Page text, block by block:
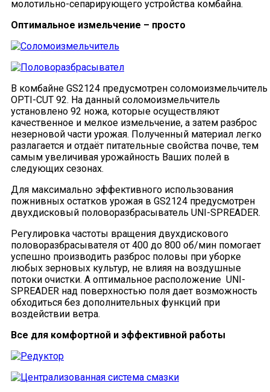
молотильно-сепарирующего устройства комбайна.
Оптимальное измельчение – просто
В комбайне GS2124 предусмотрен соломоизмельчитель
OPTI-CUT 92. На данный соломоизмельчитель
установлено 92 ножа, которые осуществляют
качественное и мелкое измельчение, а затем разброс
незерновой части урожая. Полученный материал легко
разлагается и отдаёт питательные свойства почве, тем
самым увеличивая урожайность Ваших полей в
следующих сезонах.
Для максимально эффективного использования
пожнивных остатков урожая в GS2124 предусмотрен
двухдисковый половоразбрасыватель UNI-SPREADER.
Регулировка частоты вращения двухдискового
половоразбрасывателя от 400 до 800 об/мин помогает
успешно производить разброс половы при уборке
любых зерновых культур, не влияя на воздушные
потоки очистки. А оптимальное расположение UNI-
SPREADER над поверхностью поля дает возможность
обходиться без дополнительных функций при
воздействии ветра.
Все для комфортной и эффективной работы